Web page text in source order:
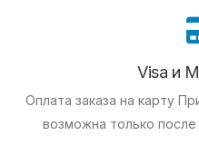
Visa и
Оплата заказа на карту
возможна только